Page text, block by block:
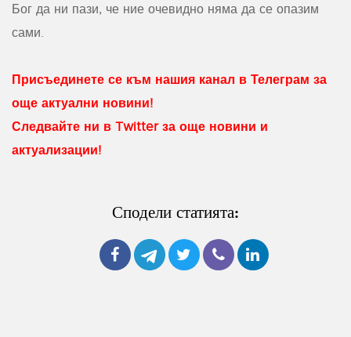
Бог да ни пази, че ние очевидно няма да се опазим
сами.
Присъединете се към нашия канал в Телеграм за
още актуални новини!
Следвайте ни в Twitter за още новини и
актуализации!
Сподели статията: